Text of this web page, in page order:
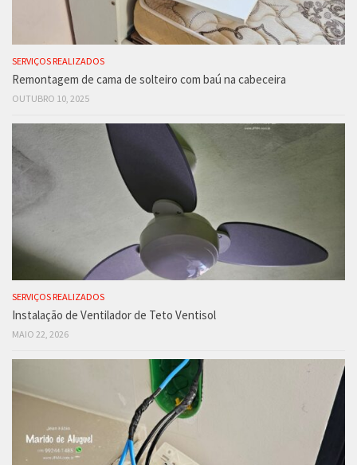
SERVIÇOS REALIZADOS
Remontagem de cama de solteiro com baú na cabeceira
OUTUBRO 10, 2025
SERVIÇOS REALIZADOS
Instalação de Ventilador de Teto Ventisol
MAIO 22, 2026